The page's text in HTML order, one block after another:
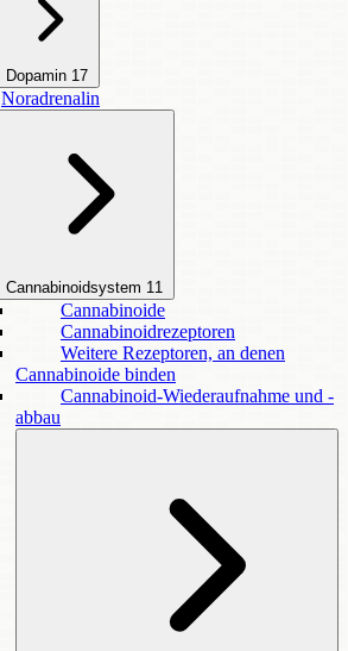
Dopamin 17
Noradrenalin
Cannabinoidsystem 11
Cannabinoide
Cannabinoidrezeptoren
Weitere Rezeptoren, an denen
Cannabinoide binden
Cannabinoid-Wiederaufnahme und -
abbau